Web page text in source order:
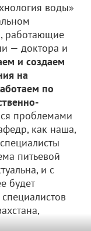
воды»
работающие
— доктора и
и создаем
на
по
проблемами
как наша,
питьевой
и с
будет